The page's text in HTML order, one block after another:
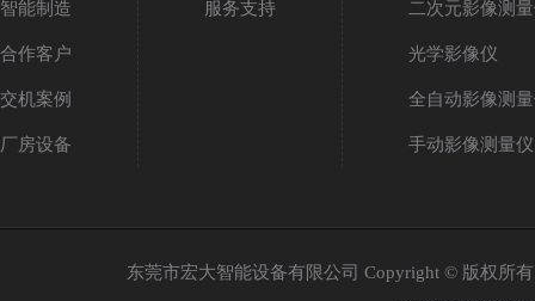
智能制造
合作客户
交机案例
厂房设备
服务支持 二次元影像测
光学影像仪
全自动影像测
手动影像测量仪
东莞市宏大智能设备有限公司 Copyright © 版权所